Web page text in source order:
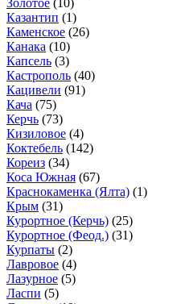
Казантип (1)
Каменское (26)
Канака (10)
Капсель (3)
Кастрополь (40)
Кацивели (91)
Кача (75)
Керчь (73)
Кизиловое (4)
Коктебель (142)
Кореиз (34)
Коса Южная (67)
Краснокаменка (Ялта) (1)
Крым (31)
Курортное (Керчь) (25)
Курортное (Феод.) (31)
Курпаты (2)
Лавровое (4)
Лазурное (5)
Ласпи (5)